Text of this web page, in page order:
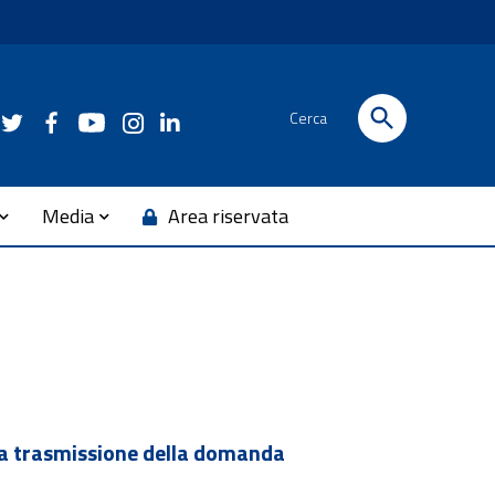
Cerca
Media Area riservata
trasmissione della domanda